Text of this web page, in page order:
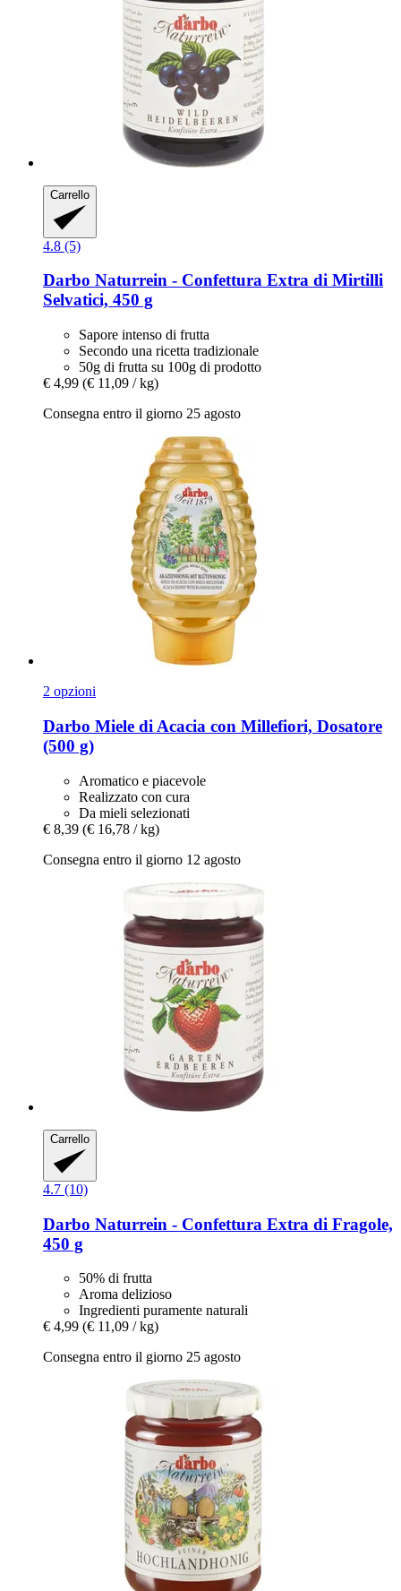
Carrello
4.8 (5)
Darbo Naturrein -​ Confettura Extra di Mirtilli
Selvatici, 450 g
Sapore intenso di frutta
Secondo una ricetta tradizionale
50g di frutta su 100g di prodotto
€ 4,99 (€ 11,09 / kg)
Consegna entro il giorno 25 agosto
2 opzioni
Darbo Miele di Acacia con Millefiori, Dosatore
(500 g)
Aromatico e piacevole
Realizzato con cura
Da mieli selezionati
€ 8,39 (€ 16,78 / kg)
Consegna entro il giorno 12 agosto
Carrello
4.7 (10)
Darbo Naturrein -​ Confettura Extra di Fragole,
450 g
50% di frutta
Aroma delizioso
Ingredienti puramente naturali
€ 4,99 (€ 11,09 / kg)
Consegna entro il giorno 25 agosto